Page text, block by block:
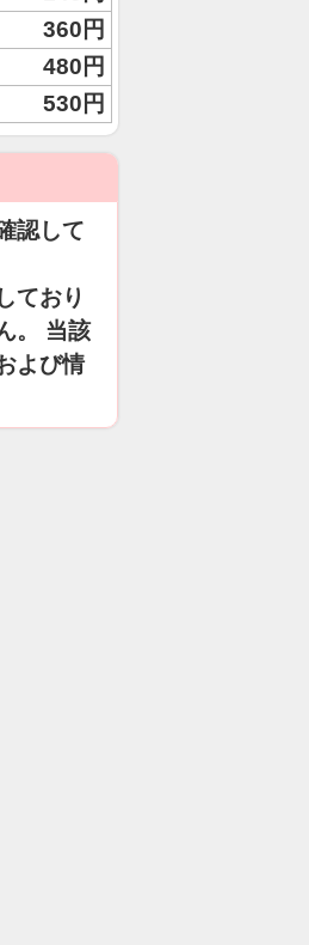
360円
480円
530円
認して
ており
。 当該
よび情